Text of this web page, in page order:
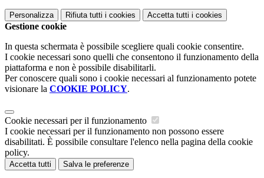
Personalizza Rifiuta tutti i cookies Accetta tutti i cookies
Gestione cookie
In questa schermata è possibile scegliere quali cookie consentire.
I cookie necessari sono quelli che consentono il funzionamento della
piattaforma e non è possibile disabilitarli.
Per conoscere quali sono i cookie necessari al funzionamento potete
visionare la COOKIE POLICY.
Cookie necessari per il funzionamento
I cookie necessari per il funzionamento non possono essere
disabilitati. È possibile consultare l'elenco nella pagina della cookie
policy.
Accetta tutti Salva le preferenze